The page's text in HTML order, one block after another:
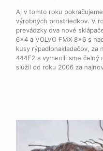
Aj v tomto roku
výrobných prostriedkov. V
prevádzky dva nové
6×4 a VOLVO FMX 8×6 s
kusy rýpadlonakladačov, za
444F2 a vymenili sme čelný
slúžil od roku 2006 za